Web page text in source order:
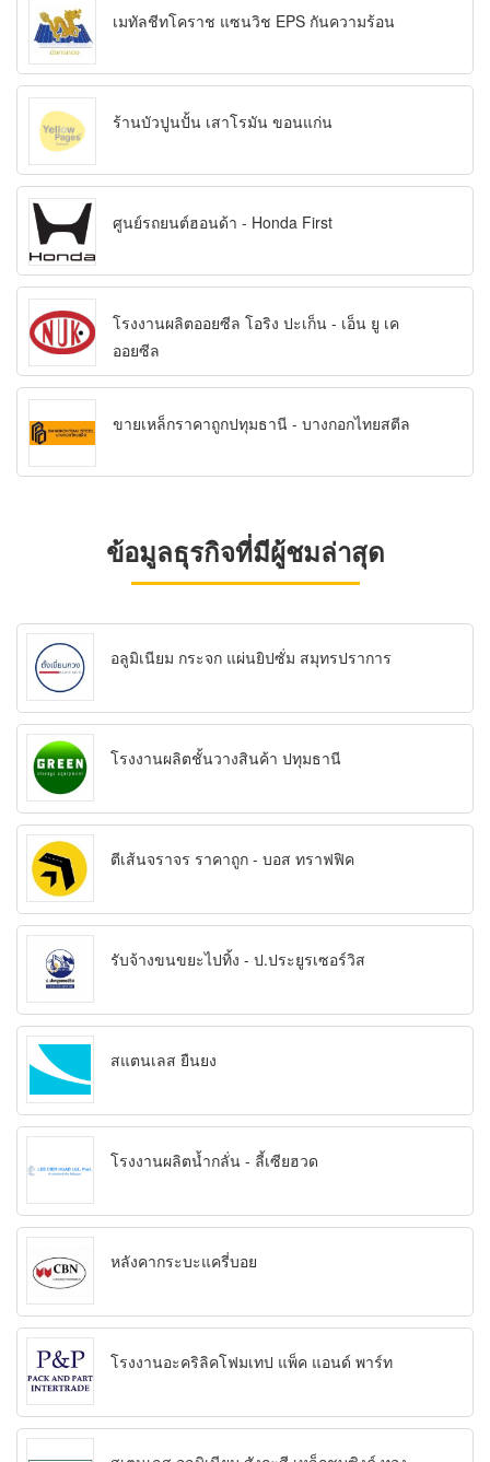
เมทัลชีทโคราช แซนวิช EPS กันความร้อน
ร้านบัวปูนปั้น เสาโรมัน ขอนแก่น
ศูนย์รถยนต์ฮอนด้า - Honda First
โรงงานผลิตออยซีล โอริง ปะเก็น - เอ็น ยู เค
ออยซีล
ขายเหล็กราคาถูกปทุมธานี - บางกอกไทยสตีล
ข้อมูลธุรกิจที่มีผู้ชมล่าสุด
อลูมิเนียม กระจก แผ่นยิปซั่ม สมุทรปราการ
โรงงานผลิตชั้นวางสินค้า ปทุมธานี
ตีเส้นจราจร ราคาถูก - บอส ทราฟฟิค
รับจ้างขนขยะไปทิ้ง - ป.ประยูรเซอร์วิส
สแตนเลส ยืนยง
โรงงานผลิตน้ำกลั่น - ลี้เซียฮวด
หลังคากระบะแครี่บอย
โรงงานอะคริลิคโฟมเทป แพ็ค แอนด์ พาร์ท